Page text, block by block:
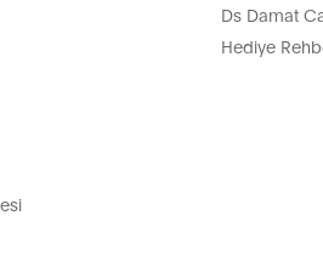
Ds Damat
Hediye